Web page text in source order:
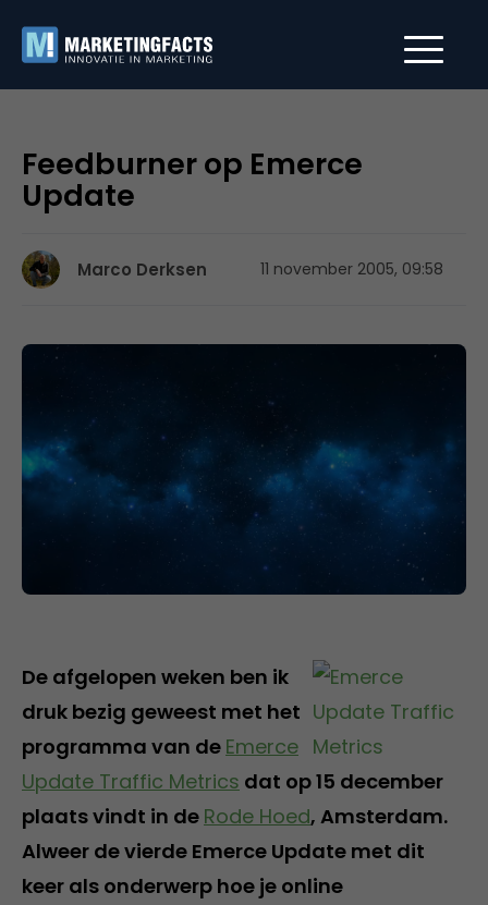
Feedburner op Emerce
Update
Marco Derksen 11 november 2005, 09:58
De afgelopen weken ben ik
druk bezig geweest met het
programma van de Emerce
Update Traffic Metrics dat op 15 december
plaats vindt in de Rode Hoed, Amsterdam.
Alweer de vierde Emerce Update met dit
keer als onderwerp hoe je online